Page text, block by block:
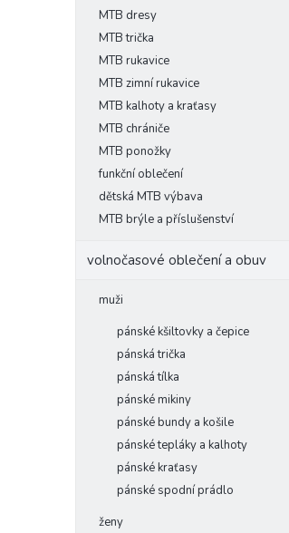
MTB dresy
MTB trička
MTB rukavice
MTB zimní rukavice
MTB kalhoty a kraťasy
MTB chrániče
MTB ponožky
funkční oblečení
dětská MTB výbava
MTB brýle a příslušenství
volnočasové oblečení a obuv
muži
pánské kšiltovky a čepice
pánská trička
pánská tílka
pánské mikiny
pánské bundy a košile
pánské tepláky a kalhoty
pánské kraťasy
pánské spodní prádlo
ženy